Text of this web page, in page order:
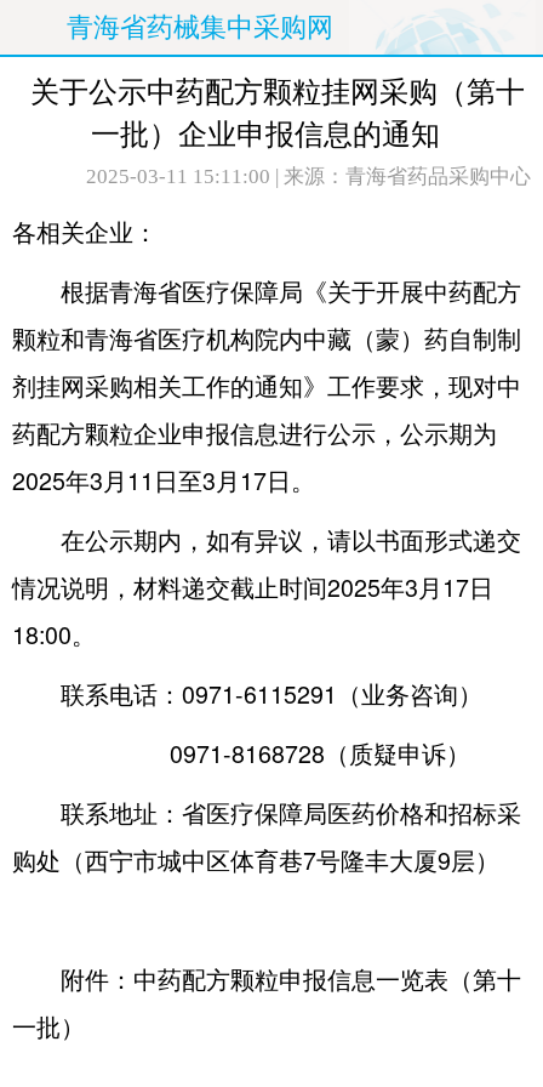
青海省药械集中采购网
关于公示中药配方颗粒挂网采购（第十
一批）企业申报信息的通知
2025-03-11 15:11:00 | 来源：青海省药品采购中心
各相关企业：
根据青海省医疗保障局《关于开展中药配方
颗粒和青海省医疗机构院内中藏（蒙）药自制制
剂挂网采购相关工作的通知》工作要求，现对中
药配方颗粒企业申报信息进行公示，公示期为
2025年3月11日至3月17日。
在公示期内，如有异议，请以书面形式递交
情况说明，材料递交截止时间2025年3月17日
18:00。
联系电话：0971-6115291（业务咨询）
0971-8168728（质疑申诉）
联系地址：省医疗保障局医药价格和招标采
购处（西宁市城中区体育巷7号隆丰大厦9层）
附件： 中药配方颗粒申报信息一览表（第十
一批）